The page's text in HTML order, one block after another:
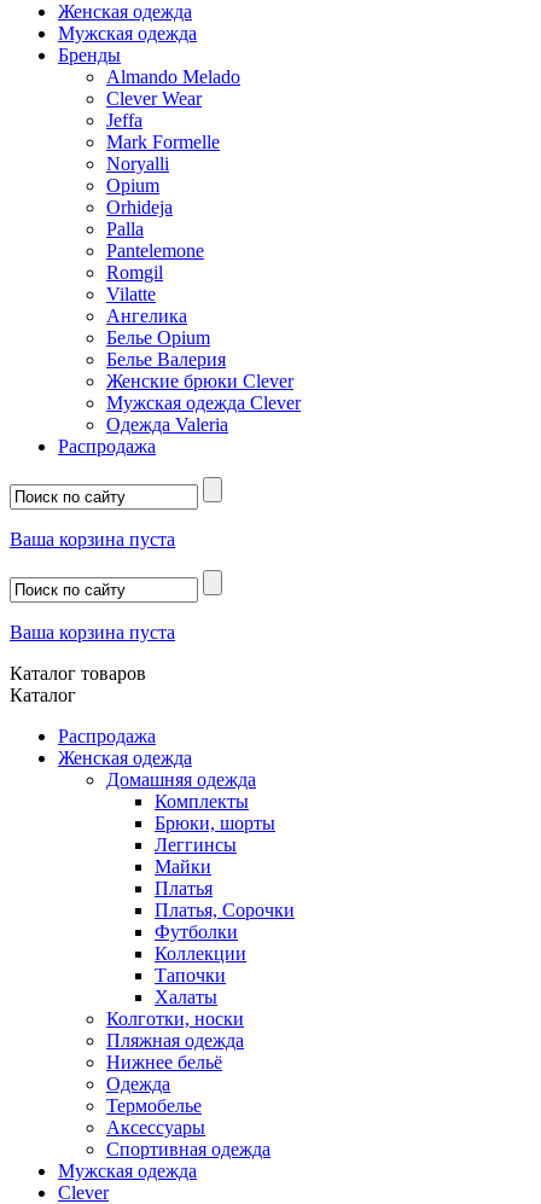
Женская одежда
Мужская одежда
Бренды
Almando Melado
Clever Wear
Jeffa
Mark Formelle
Noryalli
Opium
Orhideja
Palla
Pantelemone
Romgil
Vilatte
Ангелика
Белье Opium
Белье Валерия
Женские брюки Clever
Мужская одежда Clever
Одежда Valeria
Распродажа
Ваша корзина пуста
Ваша корзина пуста
Каталог товаров
Каталог
Распродажа
Женская одежда
Домашняя одежда
Комплекты
Брюки, шорты
Леггинсы
Майки
Платья
Платья, Сорочки
Футболки
Коллекции
Тапочки
Халаты
Колготки, носки
Пляжная одежда
Нижнее бельё
Одежда
Термобелье
Аксессуары
Спортивная одежда
Мужская одежда
Clever